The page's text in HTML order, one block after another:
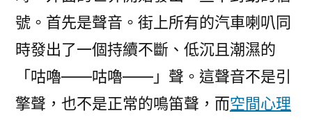
號。首先是聲音。街上所有的汽車喇叭同
時發出了一個持續不斷、低沉且潮濕的
「咕嚕——咕嚕——」聲。這聲音不是引
擎聲，也不是正常的鳴笛聲，而空間心理